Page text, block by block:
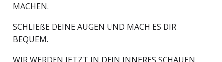
MACHEN.
SCHLIEßE DEINE AUGEN UND MACH ES DIR
BEQUEM.
WIR WERDEN JETZT IN DEIN INNERES SCHAUEN